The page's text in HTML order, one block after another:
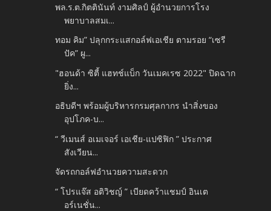
พล.ร.ต.กิตตินันท์ งามศิลป์ ผู้อำนวยการโรง
พยาบาลสมเ...
ทอม คิม” ปลุกกระแสกอล์ฟเอเชีย ตามรอย “เซรี
ปัค” ผู...
"ฮอนด้า ซิตี้ แฮทช์แบ็ก วันเมคเรซ 2022" ปิดฉาก
ยิ่ง...
อธิบดีฯ พร้อมผู้บริหารกรมศุลกากร นำสิ่งของ
อุปโภค-บ...
“ วีเมนส์ อเมเจอร์ เอเชีย-แปซิฟิก ” ประกาศ
สังเวียน...
จัดรถกอล์ฟอำนวยความสะดวก
“ โปรแจ๊ส อติวิชญ์ ” เบียดคว้าแชมป์ อินเต
อร์เนชั่น...